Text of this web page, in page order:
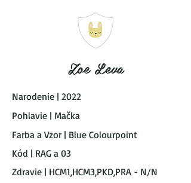
Zoe Leva
Narodenie | 2022
Pohlavie | Mačka
Farba a Vzor | Blue Colourpoint
Kód | RAG a 03
Zdravie | HCM1,HCM3,PKD,PRA - N/N